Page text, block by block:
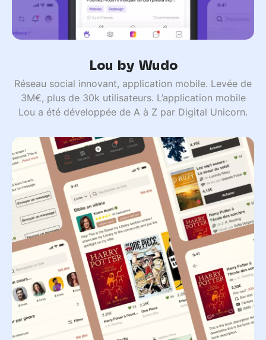
Lou by Wudo
Réseau social innovant, application mobile. Levée de
3M€, plus de 30k utilisateurs. L’application mobile
Lou a été développée de A à Z par Digital Unicorn.